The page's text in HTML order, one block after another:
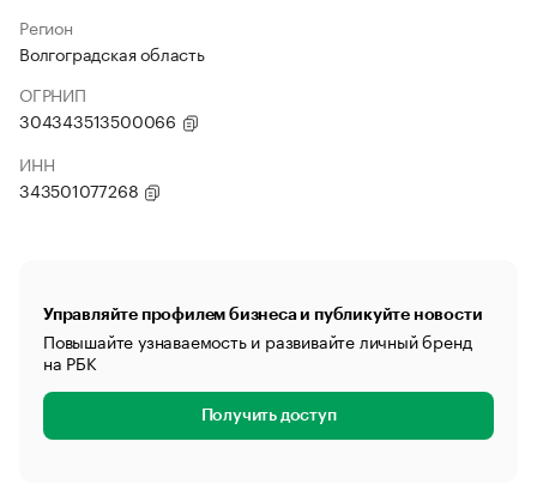
Регион
Волгоградская область
ОГРНИП
304343513500066
ИНН
343501077268
Управляйте профилем бизнеса и публикуйте новости
Повышайте узнаваемость и развивайте личный бренд
на РБК
Получить доступ